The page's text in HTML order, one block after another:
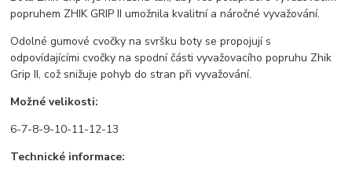
popruhem ZHIK GRIP II umožnila kvalitní a náročné vyvažování.
Odolné gumové cvočky na svršku boty se propojují s
odpovídajícími cvočky na spodní části vyvažovacího popruhu Zhik
Grip II, což snižuje pohyb do stran při vyvažování.
Možné velikosti:
6-7-8-9-10-11-12-13
Technické informace: